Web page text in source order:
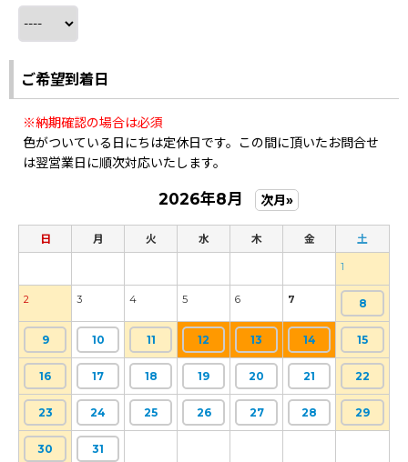
ご希望到着日
※納期確認の場合は必須
色がついている日にちは定休日です。この間に頂いたお問合せ
は翌営業日に順次対応いたします。
2026年8月 次月»
日 月 火 水 木 金 土
1
2 3 4 5 6 7 8
9 10 11 12 13 14 15
16 17 18 19 20 21 22
23 24 25 26 27 28 29
30 31